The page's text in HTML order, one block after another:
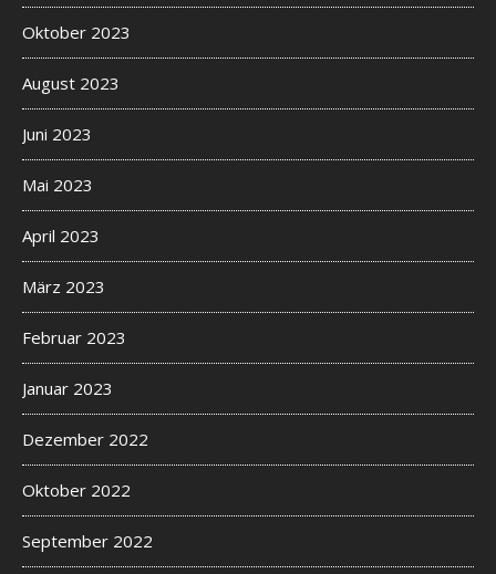
Oktober 2023
August 2023
Juni 2023
Mai 2023
April 2023
März 2023
Februar 2023
Januar 2023
Dezember 2022
Oktober 2022
September 2022